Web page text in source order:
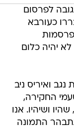
לפרסום
כעורבא
יהיה כלום 
נגב ואיריס ניב
החקירה,
ושיהיו. אנו
התמונה